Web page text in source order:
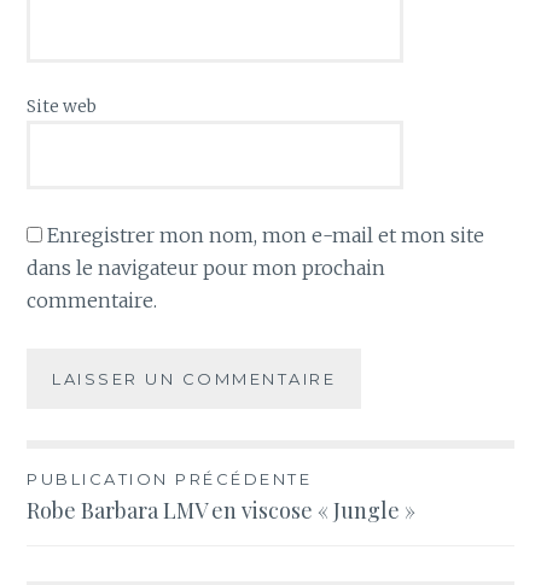
Site web
Enregistrer mon nom, mon e-mail et mon site
dans le navigateur pour mon prochain
commentaire.
Navigation
de
PUBLICATION PRÉCÉDENTE
Robe Barbara LMV en viscose « Jungle »